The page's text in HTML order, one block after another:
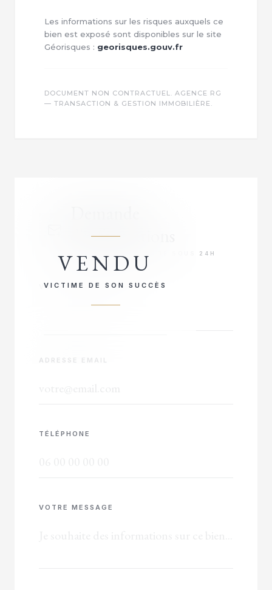
Les informations sur les risques auxquels ce
bien est exposé sont disponibles sur le site
Géorisques : georisques.gouv.fr
DOCUMENT NON CONTRACTUEL. AGENCE RG
— TRANSACTION & GESTION IMMOBILIÈRE.
VENDU
VICTIME DE SON SUCCÈS
d'informations
RÉPONSE PRIORITAIRE SOUS 24H
VOTRE NOM COMPLET
ADRESSE EMAIL
TÉLÉPHONE
VOTRE MESSAGE